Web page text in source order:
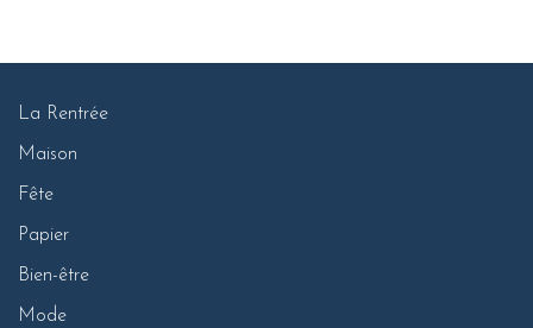
La Rentrée
Maison
Fête
Papier
Bien-être
Mode